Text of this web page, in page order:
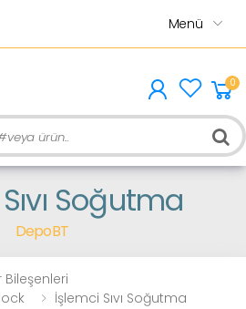
Menü
0
Soğutma
DepoBT
İşlemci Sıvı Soğutma